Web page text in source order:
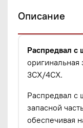
Описание
Распредвал с
оригинальная
3CX/4CX.
Распредвал с
запасной
обеспечивая